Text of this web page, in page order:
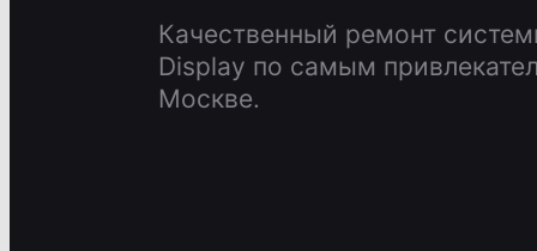
Качественный ремонт
Display по самым
Москве.